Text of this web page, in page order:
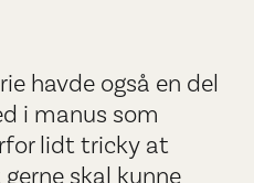
havde også en del
i manus som
lidt tricky at
skal kunne